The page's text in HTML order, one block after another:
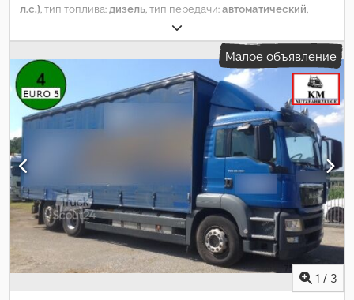
л.с.) , тип топлива:дизель , тип передачи:автоматический
, следующая проверка (TÜV):
08/2026, класс выбросов:Евро 5, цвет:чёрный, количество
мест:5, Оборудование:ABS, кондиционер, навигационная
система, полный привод, сажевый фильтр, система
иммобилайзера, центральный замок
Малое объявление
1 / 3